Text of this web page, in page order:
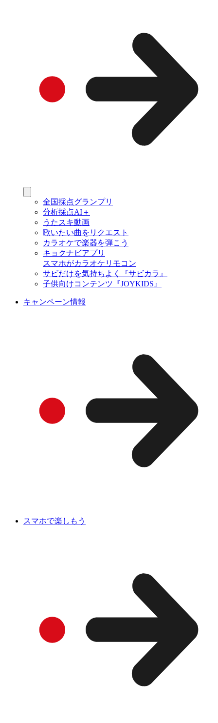
全国採点グランプリ
分析採点AI＋
うたスキ動画
歌いたい曲をリクエスト
カラオケで楽器を弾こう
キョクナビアプリ
スマホがカラオケリモコン
サビだけを気持ちよく『サビカラ』
子供向けコンテンツ『JOYKIDS』
キャンペーン情報
スマホで楽しもう